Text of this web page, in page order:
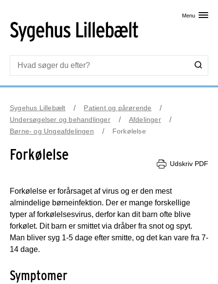
Menu
Sygehus Lillebælt
Patient og pårørende
Undersøgelser og behandlinger
Afdelinger
Børne- og Ungeafdelingen
Forkølelse
Forkølelse
Udskriv PDF
Forkølelse er forårsaget af virus og er den mest
almindelige børneinfektion. Der er mange forskellige
typer af forkølelsesvirus, derfor kan dit barn ofte blive
forkølet. Dit barn er smittet via dråber fra snot og spyt.
Man bliver syg 1-5 dage efter smitte, og det kan vare fra 7-
14 dage.
Symptomer